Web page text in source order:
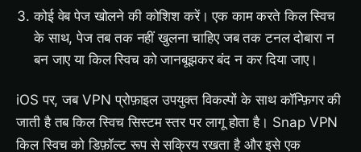
कोई वेब पेज खोलने की कोशिश करें। एक काम करते किल स्विच
के साथ, पेज तब तक नहीं खुलना चाहिए जब तक टनल दोबारा न
बन जाए या किल स्विच को जानबूझकर बंद न कर दिया जाए।
iOS पर, जब VPN प्रोफ़ाइल उपयुक्त विकल्पों के साथ कॉन्फ़िगर की
जाती है तब किल स्विच सिस्टम स्तर पर लागू होता है। Snap VPN
किल स्विच को डिफ़ॉल्ट रूप से सक्रिय रखता है और इसे एक